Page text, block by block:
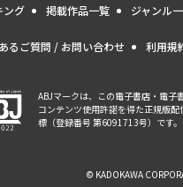
ング 掲載作品一覧 ジャンル
るご質問 / お問い合わせ 利用規
ABJマークは、この電子書店・電子
コンテンツ使用許諾を得た正規版
標（登録番号 第6091713号）です。
© KADOKAWA